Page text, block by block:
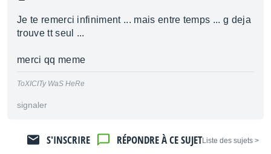
Je te remerci infiniment ... mais entre temps ... g deja
trouve tt seul ...
merci qq meme
ToXICITy WaS HeRe
signaler
< Liste des sujets
RÉPONDRE À CE SUJET
S'INSCRIRE